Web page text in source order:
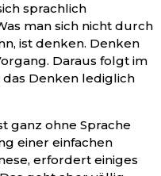
sprachlich
man sich nicht durch
ist denken. Denken
Daraus folgt im
das Denken lediglich
ganz ohne Sprache
einer einfachen
erfordert einiges